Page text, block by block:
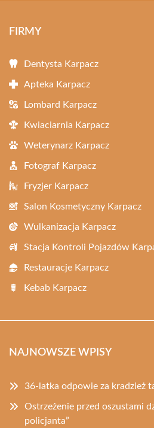
FIRMY
Dentysta Karpacz
Apteka Karpacz
Lombard Karpacz
Kwiaciarnia Karpacz
Weterynarz Karpacz
Fotograf Karpacz
Fryzjer Karpacz
Salon Kosmetyczny Karpacz
Wulkanizacja Karpacz
Stacja Kontroli Pojazdów
Restauracje Karpacz
Kebab Karpacz
NAJNOWSZE WPISY
36-latka odpowie za kradzież
Ostrzeżenie przed oszustami
policjanta”